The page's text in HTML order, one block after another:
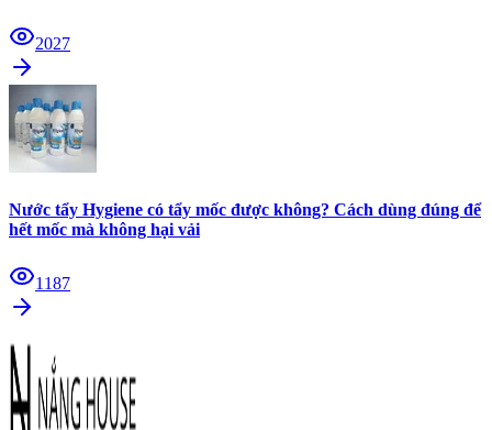
2027
Nước tẩy Hygiene có tẩy mốc được không? Cách dùng đúng để
hết mốc mà không hại vải
1187